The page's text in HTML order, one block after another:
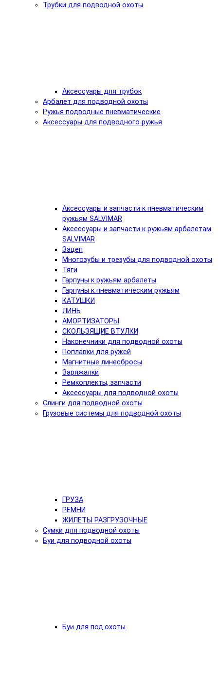
Трубки для подводной охоты
Аксессуары для трубок
Арбалет для подводной охоты
Ружья подводные пневматические
Аксессуары для подводного ружья
Аксессуары и запчасти к пневматическим
ружьям SALVIMAR
Аксессуары и запчасти к ружьям арбалетам
SALVIMAR
Зацеп
Многозубы и трезубы для подводной охоты
Тяги
Гарпуны к ружьям арбалеты
Гарпуны к пневматическим ружьям
КАТУШКИ
ЛИНЬ
АМОРТИЗАТОРЫ
СКОЛЬЗЯЩИЕ ВТУЛКИ
Наконечники для подводной охоты
Поплавки для ружей
Магнитные линесбросы
Заряжалки
Ремкоплекты, запчасти
Аксессуары для подводной охоты
Слинги для подводной охоты
Грузовые системы для подводной охоты
ГРУЗА
РЕМНИ
ЖИЛЕТЫ РАЗГРУЗОЧНЫЕ
Сумки для подводной охоты
Буи для подводной охоты
Буи для под.охоты